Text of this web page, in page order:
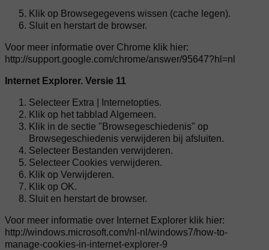
Klik op Browsegegevens wissen (cache legen).
Sluit en herstart de browser.
Voor meer informatie over Chrome klik hier:
http://support.google.com/chrome/answer/95647?hl=nl
Internet Explorer. Versie 11
Selecteer Extra | Internetopties.
Klik op het tabblad Algemeen.
Klik in de sectie "Browsegeschiedenis" op
Browsegeschiedenis verwijderen bij afsluiten.
Selecteer Bestanden verwijderen.
Selecteer Cookies verwijderen.
Klik op Verwijderen.
Klik op OK.
Sluit en herstart de browser.
Voor meer informatie over Internet Explorer klik hier:
http://windows.microsoft.com/nl-nl/windows7/how-to-
manage-cookies-in-internet-explorer-9